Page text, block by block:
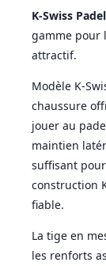
K-Swiss Padel
gamme pour
attractif.
Modèle K-
chaussure
jouer au
maintien
suffisant
construction
fiable.
La tige en
les renforts